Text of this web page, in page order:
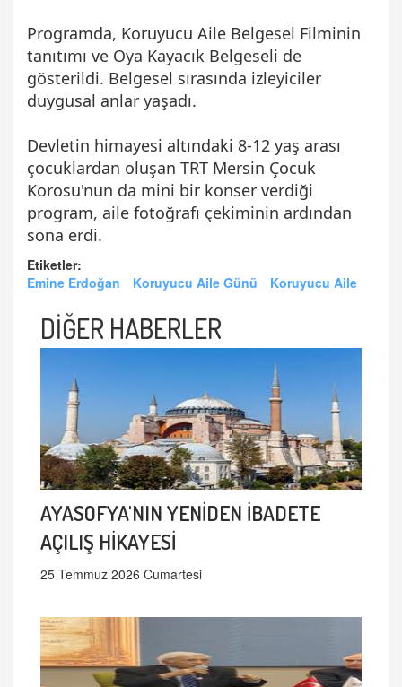
Programda, Koruyucu Aile Belgesel Filminin
tanıtımı ve Oya Kayacık Belgeseli de
gösterildi. Belgesel sırasında izleyiciler
duygusal anlar yaşadı.
Devletin himayesi altındaki 8-12 yaş arası
çocuklardan oluşan TRT Mersin Çocuk
Korosu'nun da mini bir konser verdiği
program, aile fotoğrafı çekiminin ardından
sona erdi.
Etiketler:
Emine Erdoğan
Koruyucu Aile Günü Koruyucu Aile
DİĞER HABERLER
AYASOFYA'NIN YENİDEN İBADETE
AÇILIŞ HİKAYESİ
25 Temmuz 2026 Cumartesi